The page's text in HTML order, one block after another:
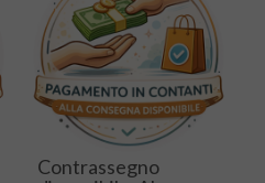
Contrassegno